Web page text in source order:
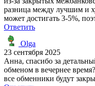
разница между лучшим и
может достигать 3-5%,
Ответить
Olga
23 сентября 2025
Анна, спасибо за
обменом в вечернее
все обменники будут